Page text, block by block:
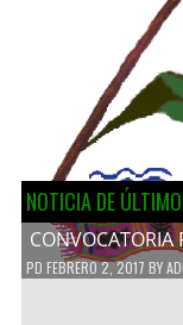
NOTICIA DE
CONVOCATORIA
PD FEBRERO 2, 2017 BY